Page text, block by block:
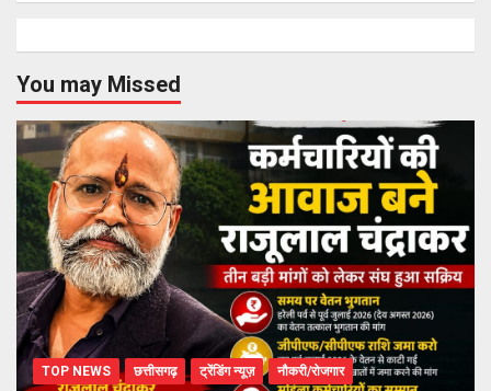
You may Missed
TOP NEWS छत्तीसगढ़ ट्रेंडिंग न्यूज़ नौकरी/रोजगार